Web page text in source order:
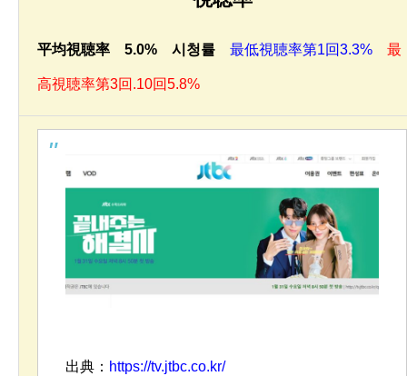
平均視聴率 5.0% 시청률 最低視聴率第1回3.3% 最
高視聴率第3回.10回5.8%
出典： https://tv.jtbc.co.kr/